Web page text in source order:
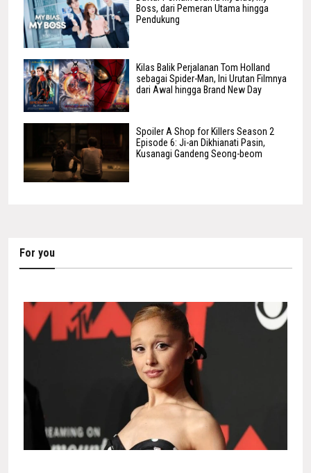
Boss, dari Pemeran Utama hingga
Pendukung
Kilas Balik Perjalanan Tom Holland
sebagai Spider-Man, Ini Urutan Filmnya
dari Awal hingga Brand New Day
Spoiler A Shop for Killers Season 2
Episode 6: Ji-an Dikhianati Pasin,
Kusanagi Gandeng Seong-beom
For you